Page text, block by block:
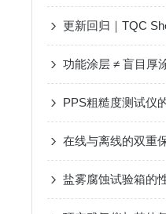
PPS粗糙度测试仪